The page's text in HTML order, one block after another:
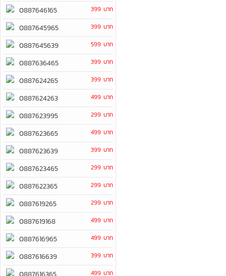
0887646165 399 บาท
0887645965 399 บาท
0887645639 599 บาท
0887636465 399 บาท
0887624265 399 บาท
0887624263 499 บาท
0887623995 299 บาท
0887623665 499 บาท
0887623639 399 บาท
0887623465 299 บาท
0887622365 299 บาท
0887619265 299 บาท
0887619168 499 บาท
0887616965 499 บาท
0887616639 399 บาท
499 บาท